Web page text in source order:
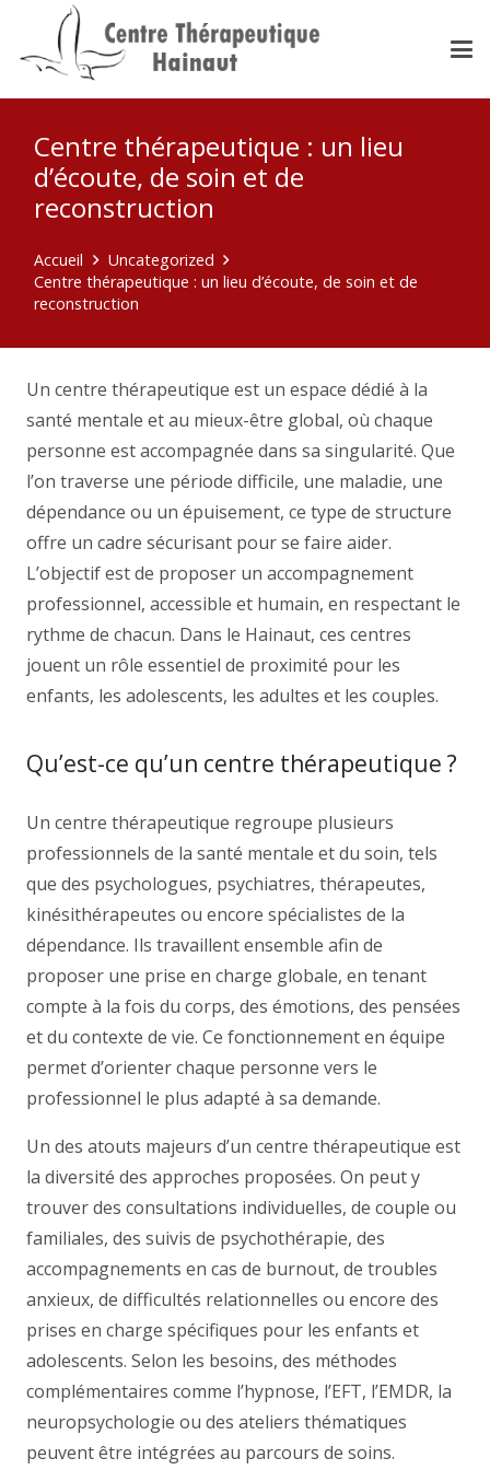
Centre thérapeutique : un lieu
d’écoute, de soin et de
reconstruction
Accueil
Uncategorized
Centre thérapeutique : un lieu d’écoute, de soin et de
reconstruction
Un centre thérapeutique est un espace dédié à la
santé mentale et au mieux-être global, où chaque
personne est accompagnée dans sa singularité. Que
l’on traverse une période difficile, une maladie, une
dépendance ou un épuisement, ce type de structure
offre un cadre sécurisant pour se faire aider.
L’objectif est de proposer un accompagnement
professionnel, accessible et humain, en respectant le
rythme de chacun. Dans le Hainaut, ces centres
jouent un rôle essentiel de proximité pour les
enfants, les adolescents, les adultes et les couples.
Qu’est-ce qu’un centre thérapeutique ?
Un centre thérapeutique regroupe plusieurs
professionnels de la santé mentale et du soin, tels
que des psychologues, psychiatres, thérapeutes,
kinésithérapeutes ou encore spécialistes de la
dépendance. Ils travaillent ensemble afin de
proposer une prise en charge globale, en tenant
compte à la fois du corps, des émotions, des pensées
et du contexte de vie. Ce fonctionnement en équipe
permet d’orienter chaque personne vers le
professionnel le plus adapté à sa demande.
Un des atouts majeurs d’un centre thérapeutique est
la diversité des approches proposées. On peut y
trouver des consultations individuelles, de couple ou
familiales, des suivis de psychothérapie, des
accompagnements en cas de burnout, de troubles
anxieux, de difficultés relationnelles ou encore des
prises en charge spécifiques pour les enfants et
adolescents. Selon les besoins, des méthodes
complémentaires comme l’hypnose, l’EFT, l’EMDR, la
neuropsychologie ou des ateliers thématiques
peuvent être intégrées au parcours de soins.